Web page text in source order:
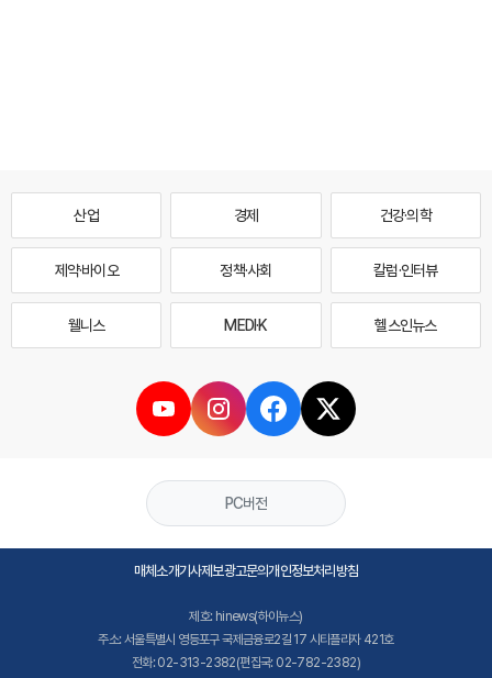
산업 경제 건강·의학
제약·바이오 정책·사회 칼럼·인터뷰
웰니스 MEDI·K 헬스인뉴스
PC버전
매체소개기사제보광고문의개인정보처리방침
제호: hinews(하이뉴스)
주소: 서울특별시 영등포구 국제금융로2길 17 시티플라자 421호
전화: 02-313-2382(편집국: 02-782-2382)